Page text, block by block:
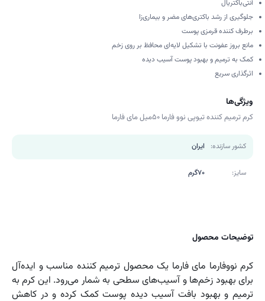
آنتی‌باکتریال
جلوگیری از رشد باکتری‌های مضر و بیماری‌زا
برطرف کننده قرمزی پوست
مانع بروز عفونت با تشکیل لایه‌ای محافظ بر روی زخم
کمک به ترمیم و بهبود پوست آسیب دیده
اثرگذاری سریع
ویژگی‌ها
کرم ترمیم کننده تیوپی نوو فارما 50میل مای فارما
کشور سازنده: ایران
سایز: 70گرم
توضیحات محصول
کرم نووفارما مای فارما یک محصول ترمیم کننده مناسب و ایده‌آل
برای بهبود زخم‌ها و آسیب‌های سطحی به شمار می‌رود. این کرم به
ترمیم و بهبود بافت آسیب دیده پوست کمک کرده و در کاهش